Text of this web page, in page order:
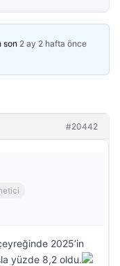
son 2 ay 2 hafta önce
#20442
2025’in
yüzde 8,2 oldu.